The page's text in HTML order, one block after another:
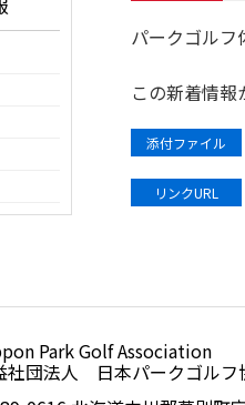
パークゴルフ
この新着情
添付ファイル
リンクURL
法人日本パークゴルフ協会
Park Golf Association
社団法人 日本パークゴルフ